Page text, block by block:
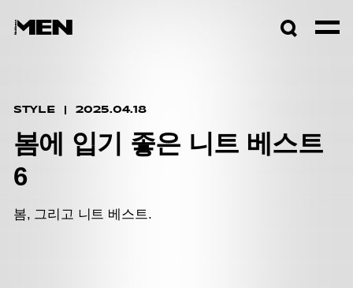
STYLE 2025.04.18
봄에 입기 좋은 니트 베스트
6
봄, 그리고 니트 베스트.